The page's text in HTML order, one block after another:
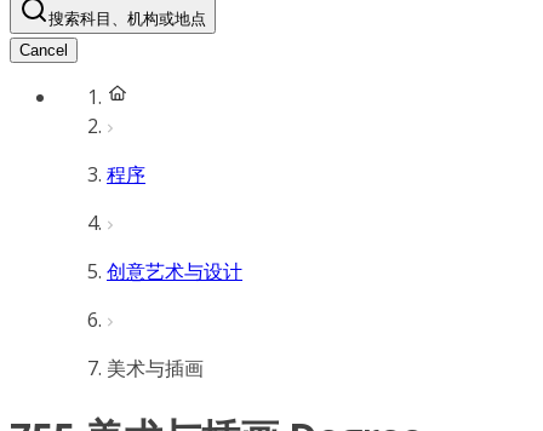
搜索科目、机构或地点
Cancel
程序
创意艺术与设计
美术与插画